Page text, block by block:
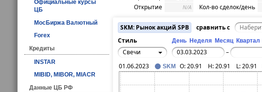
Официальные курсы
ЦБ
МосБиржа Валютный
Forex
Кредиты
INSTAR
MIBID, MIBOR, MIACR
Данные ЦБ РФ
Открытие
N/A Кол-во сделок/день
SKM: Рынок акций SPB
сравнить с
Стиль
День Неделя Месяц Квартал
Свечи
–
01.06.2023 SKM O:20.91 H:20.91 L:20.91